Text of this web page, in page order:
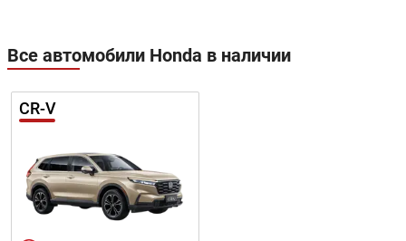
Все автомобили Honda в наличии
CR-V